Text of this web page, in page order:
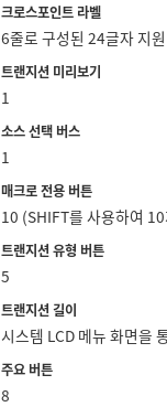
크로스포인트 라벨
6줄로 구성된 24글자 지
트랜지션 미리보기
1
소스 선택 버스
1
매크로 전용 버튼
10 (SHIFT를 사용하여
트랜지션 유형 버튼
5
트랜지션 길이
시스템 LCD 메뉴 화면을
주요 버튼
8